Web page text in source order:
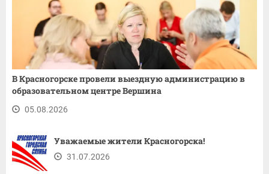
В Красногорске провели выездную администрацию в
образовательном центре Вершина
05.08.2026
Уважаемые жители Красногорска!
31.07.2026